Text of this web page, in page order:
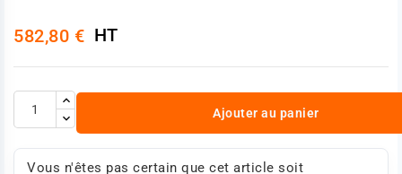
582,80 € HT
Ajouter au panier
Vous n'êtes pas certain que cet article soit